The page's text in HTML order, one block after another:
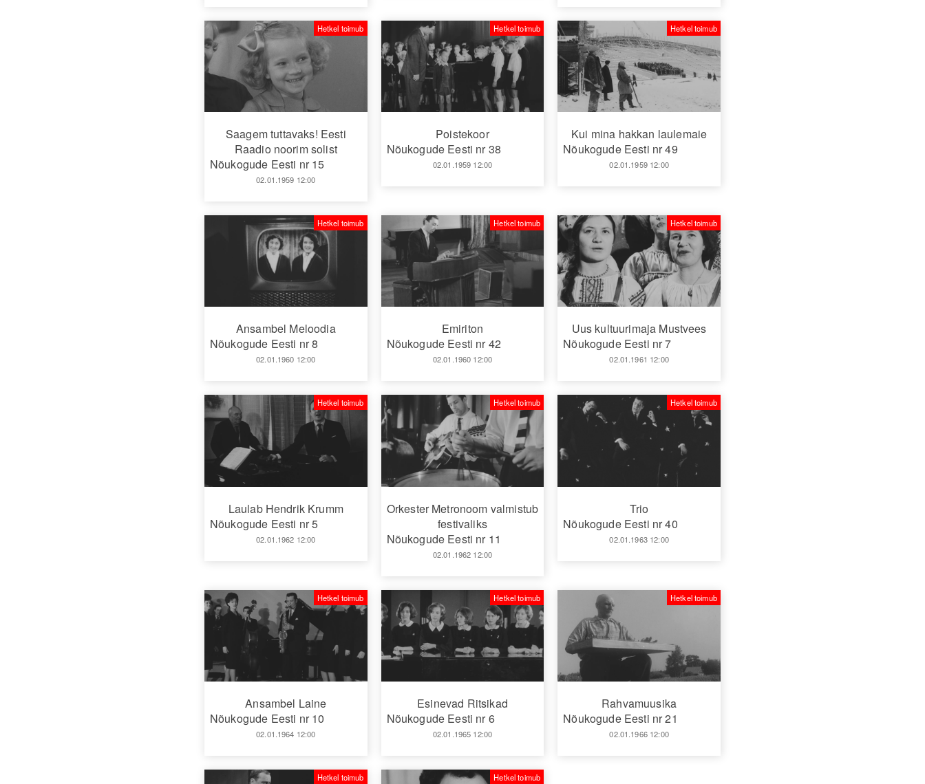
Saagem tuttavaks! Eesti
Raadio noorim solist
Nõukogude Eesti nr 15
02.01.1959 12:00
Hetkel toimub
Poistekoor
Nõukogude Eesti nr 38
02.01.1959 12:00
Hetkel toimub
Kui mina hakkan laulemaie
Nõukogude Eesti nr 49
02.01.1959 12:00
Hetkel toimub
Ansambel Meloodia
Nõukogude Eesti nr 8
02.01.1960 12:00
Hetkel toimub
Emiriton
Nõukogude Eesti nr 42
02.01.1960 12:00
Hetkel toimub
Uus kultuurimaja Mustvees
Nõukogude Eesti nr 7
02.01.1961 12:00
Hetkel toimub
Laulab Hendrik Krumm
Nõukogude Eesti nr 5
02.01.1962 12:00
Hetkel toimub
Orkester Metronoom valmistub
festivaliks
Nõukogude Eesti nr 11
02.01.1962 12:00
Hetkel toimub
Trio
Nõukogude Eesti nr 40
02.01.1963 12:00
Hetkel toimub
Ansambel Laine
Nõukogude Eesti nr 10
02.01.1964 12:00
Hetkel toimub
Esinevad Ritsikad
Nõukogude Eesti nr 6
02.01.1965 12:00
Hetkel toimub
Rahvamuusika
Nõukogude Eesti nr 21
02.01.1966 12:00
Hetkel toimub
Hetkel toimub Hetkel toimub